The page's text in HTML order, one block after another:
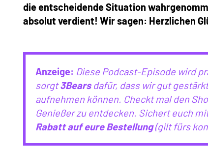
die entscheidende Situation
absolut verdient! Wir sagen: Herzlichen
Anzeige: Diese Podcast-Episode wird
sorgt3Bearsdafür, dass wir gut
aufnehmen können. Checkt mal den
Genießer zu entdecken. Sichert euch
Rabatt auf eure Bestellung(gilt fürs